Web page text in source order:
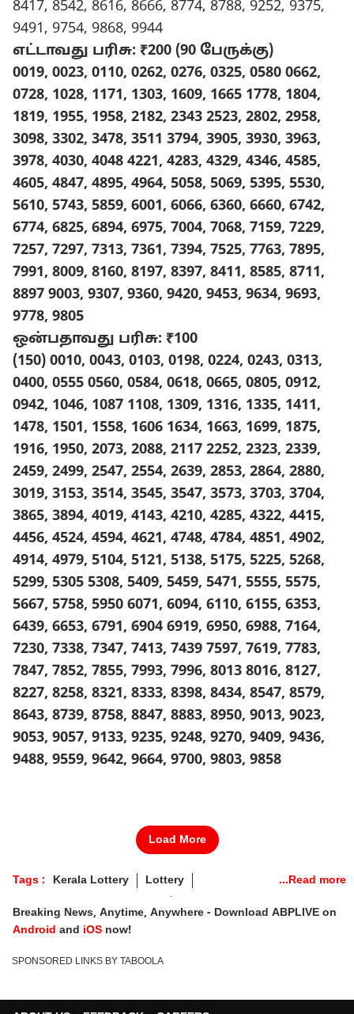
8417, 8542, 8616, 8666, 8774, 8788, 9252, 9375,
9491, 9754, 9868, 9944
எட்டாவது பரிசு: ₹200 (90 பேருக்கு)
0019, 0023, 0110, 0262, 0276, 0325, 0580 0662,
0728, 1028, 1171, 1303, 1609, 1665 1778, 1804,
1819, 1955, 1958, 2182, 2343 2523, 2802, 2958,
3098, 3302, 3478, 3511 3794, 3905, 3930, 3963,
3978, 4030, 4048 4221, 4283, 4329, 4346, 4585,
4605, 4847, 4895, 4964, 5058, 5069, 5395, 5530,
5610, 5743, 5859, 6001, 6066, 6360, 6660, 6742,
6774, 6825, 6894, 6975, 7004, 7068, 7159, 7229,
7257, 7297, 7313, 7361, 7394, 7525, 7763, 7895,
7991, 8009, 8160, 8197, 8397, 8411, 8585, 8711,
8897 9003, 9307, 9360, 9420, 9453, 9634, 9693,
9778, 9805
ஒன்பதாவது பரிசு: ₹100
(150) 0010, 0043, 0103, 0198, 0224, 0243, 0313,
0400, 0555 0560, 0584, 0618, 0665, 0805, 0912,
0942, 1046, 1087 1108, 1309, 1316, 1335, 1411,
1478, 1501, 1558, 1606 1634, 1663, 1699, 1875,
1916, 1950, 2073, 2088, 2117 2252, 2323, 2339,
2459, 2499, 2547, 2554, 2639, 2853, 2864, 2880,
3019, 3153, 3514, 3545, 3547, 3573, 3703, 3704,
3865, 3894, 4019, 4143, 4210, 4285, 4322, 4415,
4456, 4524, 4594, 4621, 4748, 4784, 4851, 4902,
4914, 4979, 5104, 5121, 5138, 5175, 5225, 5268,
5299, 5305 5308, 5409, 5459, 5471, 5555, 5575,
5667, 5758, 5950 6071, 6094, 6110, 6155, 6353,
6439, 6653, 6791, 6904 6919, 6950, 6988, 7164,
7230, 7338, 7347, 7413, 7439 7597, 7619, 7783,
7847, 7852, 7855, 7993, 7996, 8013 8016, 8127,
8227, 8258, 8321, 8333, 8398, 8434, 8547, 8579,
8643, 8739, 8758, 8847, 8883, 8950, 9013, 9023,
9053, 9057, 9133, 9235, 9248, 9270, 9409, 9436,
9488, 9559, 9642, 9664, 9700, 9803, 9858
Load More
Tags : Kerala Lottery
Lottery
Kerala Lottery Result Today LIVE
Breaking News, Anytime, Anywhere - Download ABPLIVE on
Android and iOS now!
SPONSORED LINKS BY TABOOLA